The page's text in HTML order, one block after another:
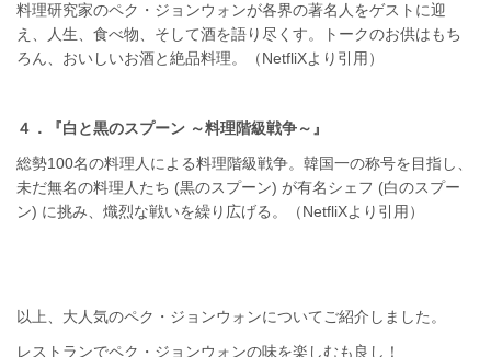
料理研究家のペク・ジョンウォンが各界の著名人をゲストに迎
え、人生、食べ物、そして酒を語り尽くす。トークのお供はもち
ろん、おいしいお酒と絶品料理。（NetfliXより引用）
４．『白と黒のスプーン ～料理階級戦争～』
総勢100名の料理人による料理階級戦争。韓国一の称号を目指し、
未だ無名の料理人たち (黒のスプーン) が有名シェフ (白のスプー
ン) に挑み、熾烈な戦いを繰り広げる。（NetfliXより引用）
以上、大人気のペク・ジョンウォンについてご紹介しました。
レストランでペク・ジョンウォンの味を楽しむも良し！